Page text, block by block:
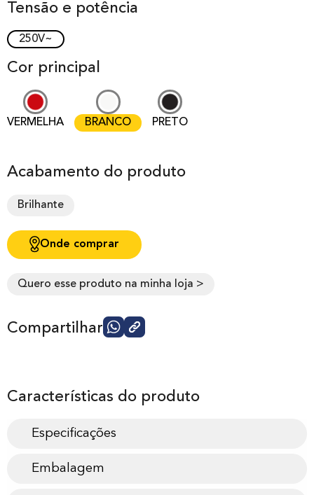
Tensão e potência
250V~
Cor principal
VERMELHA BRANCO PRETO
Acabamento do produto
Brilhante
Onde comprar
Quero esse produto na minha loja >
Compartilhar
Características do produto
Especificações
Embalagem